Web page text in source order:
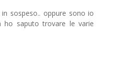
sospeso.. oppure sono io
saputo trovare le varie